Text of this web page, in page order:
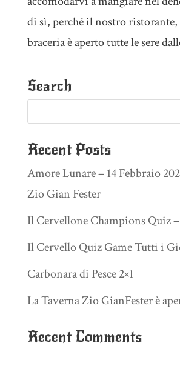
di sì, perché il nostro ristorante,
braceria è aperto tutte le sere
Search
Recent Posts
Amore Lunare – 14 Febbraio
Zio Gian Fester
Il Cervellone Champions Quiz
Il Cervello Quiz Game Tutti i
Carbonara di Pesce 2×1
La Taverna Zio GianFester è
Recent Comments